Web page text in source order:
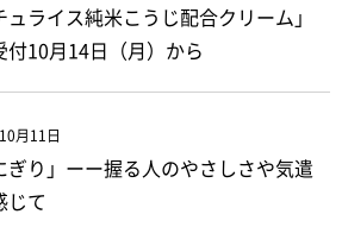
ュライス純米こうじ配合クリーム」
付10月14日（月）から
月11日
ぎり」ーー握る人のやさしさや気遣
じて